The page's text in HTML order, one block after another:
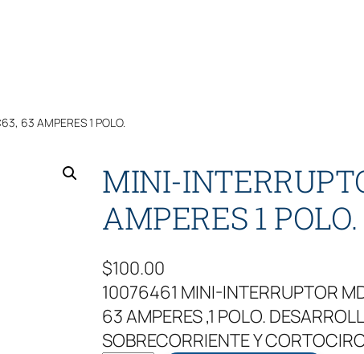
63 AMPERES 1 POLO.
MINI-
AMPERES 1 POLO.
$100.00
10076461 MINI-INTERRUPTOR
63 AMPERES ,1 POLO.
SOBRECORRIENTE Y